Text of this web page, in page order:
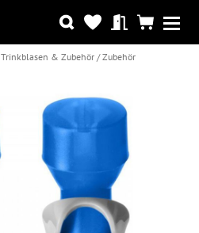
Trinkblasen & Zubehör Zubehör